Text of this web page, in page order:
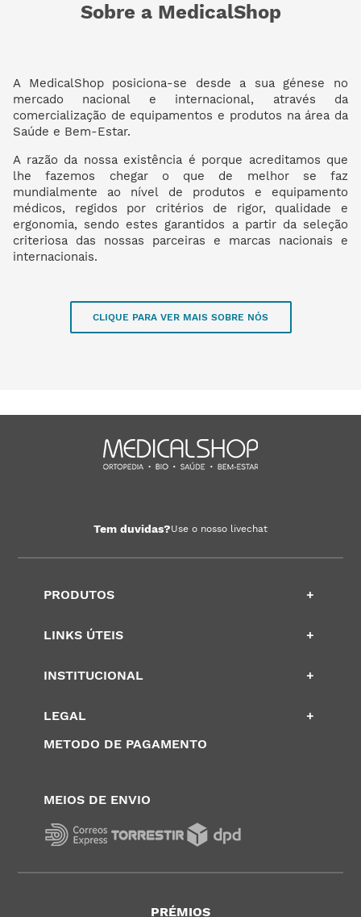
Sobre a MedicalShop
A MedicalShop posiciona-se desde a sua génese no
mercado nacional e internacional, através da
comercialização de equipamentos e produtos na área da
Saúde e Bem-Estar.
A razão da nossa existência é porque acreditamos que
lhe fazemos chegar o que de melhor se faz
mundialmente ao nível de produtos e equipamento
médicos, regidos por critérios de rigor, qualidade e
ergonomia, sendo estes garantidos a partir da seleção
criteriosa das nossas parceiras e marcas nacionais e
internacionais.
CLIQUE PARA VER MAIS SOBRE NÓS
Tem duvidas?Use o nosso livechat
PRODUTOS +
LINKS ÚTEIS +
INSTITUCIONAL +
LEGAL
+
METODO DE PAGAMENTO
MEIOS DE ENVIO
PRÉMIOS